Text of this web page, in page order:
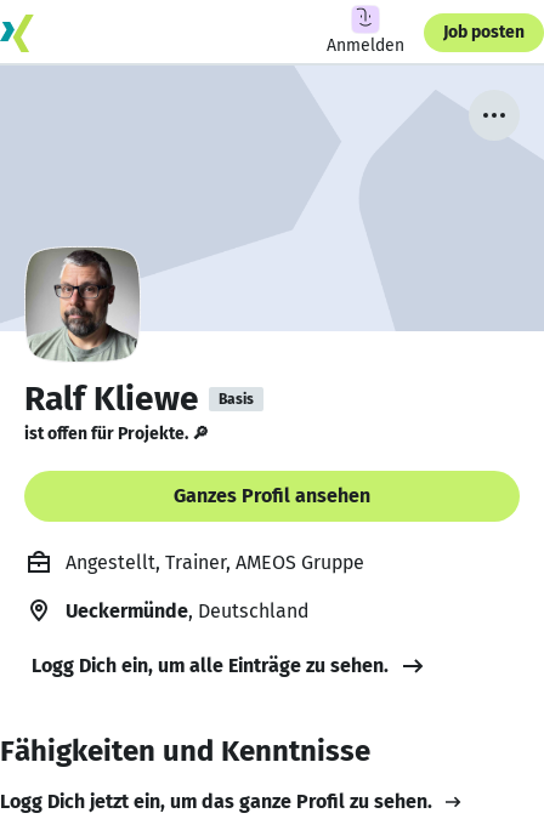
Anmelden
Job posten
Ralf Kliewe Basis
ist offen für Projekte. 🔎
Ganzes Profil ansehen
Angestellt, Trainer, AMEOS Gruppe
Ueckermünde, Deutschland
Logg Dich ein, um alle Einträge zu sehen.
Fähigkeiten und Kenntnisse
Logg Dich jetzt ein, um das ganze Profil zu sehen.